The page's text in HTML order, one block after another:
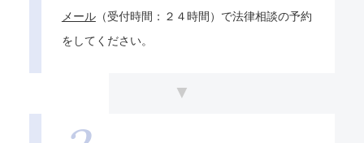
メール（受付時間：２４時間）で法律相談の予約
をしてください。